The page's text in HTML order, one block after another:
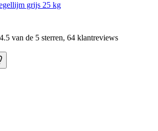
grijs 25 kg
van de 5 sterren, 64 klantreviews